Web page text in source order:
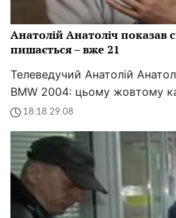
Анатолій Анатоліч показав
пишається – вже 21
Телеведучий Анатолій
BMW 2004: цьому жовтому
18:18 29.08